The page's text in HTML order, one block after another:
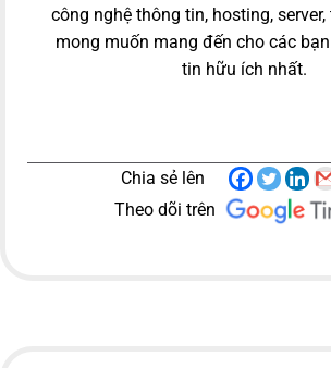
công nghệ thông tin, hosting, server,
mong muốn mang đến cho các
tin hữu ích nhất.
Chia sẻ lên
Theo dõi trên